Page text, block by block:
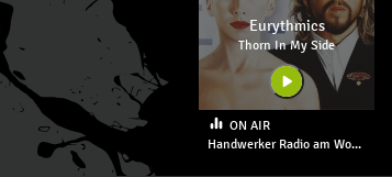
Eurythmics
Thorn In My Side
play_arrow
equalizer ON AIR
Handwerker Radio am Wochenende